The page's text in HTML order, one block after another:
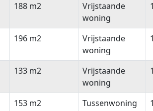
188 m2
Vrijstaande
woning
196 m2
Vrijstaande
woning
133 m2
Vrijstaande
woning
153 m2 Tussenwoning